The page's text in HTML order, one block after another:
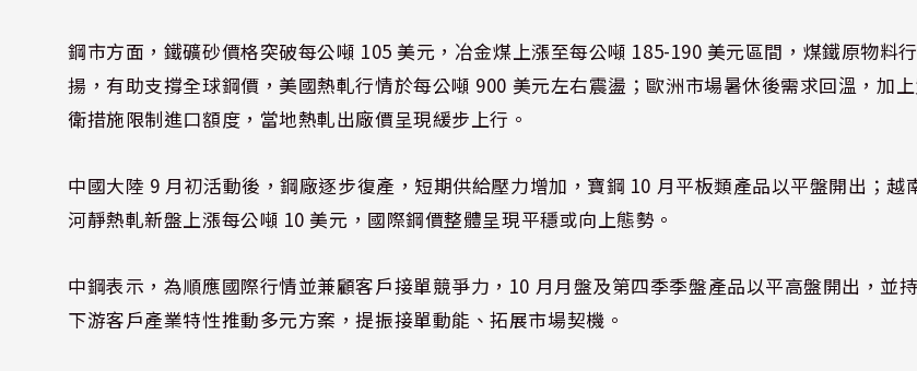
鋼市方面，鐵礦砂價格突破每公噸 105 美元，冶金煤上漲至每公噸 185-190 美元區間，煤鐵原物料
揚，有助支撐全球鋼價，美國熱軋行情於每公噸 900 美元左右震盪；歐洲市場暑休後需求回溫，加
衛措施限制進口額度，當地熱軋出廠價呈現緩步上行。
中國大陸 9 月初活動後，鋼廠逐步復產，短期供給壓力增加，寶鋼 10 月平板類產品以平盤開出；越
河靜熱軋新盤上漲每公噸 10 美元，國際鋼價整體呈現平穩或向上態勢。
中鋼表示，為順應國際行情並兼顧客戶接單競爭力，10 月月盤及第四季季盤產品以平高盤開出，並
下游客戶產業特性推動多元方案，提振接單動能、拓展市場契機。